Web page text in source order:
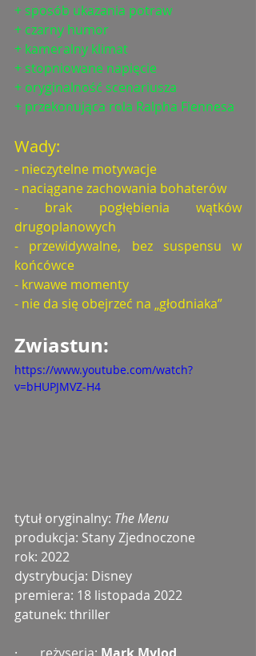
+ sposób ukazania potraw
+ czarny humor
+ kameralny klimat
+ stopniowane napięcie
+ oryginalność scenariusza
+ przekonująca rola Ralpha Fiennesa
Wady:
- nieczytelne motywacje
- naciągane zachowania bohaterów
- brak pogłębienia wątków
drugoplanowych
- przewidywalne, bez suspensu w
końcówce
- krwawe momenty
- nie da się obejrzeć na „głodniaka”
Zwiastun:
https://www.youtube.com/watch?
v=bHUPJMVZ-H4
tytuł oryginalny: The Menu
produkcja: Stany Zjednoczone
rok: 2022
dystrybucja: Disney
premiera: 18 listopada 2022
gatunek: thriller